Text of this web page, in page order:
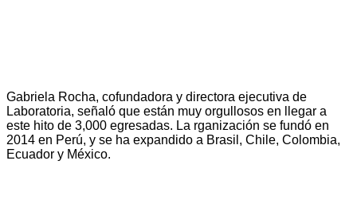
Gabriela Rocha, cofundadora y directora ejecutiva de
Laboratoria, señaló que están muy orgullosos en llegar a
este hito de 3,000 egresadas. La rganización se fundó en
2014 en Perú, y se ha expandido a Brasil, Chile, Colombia,
Ecuador y México.